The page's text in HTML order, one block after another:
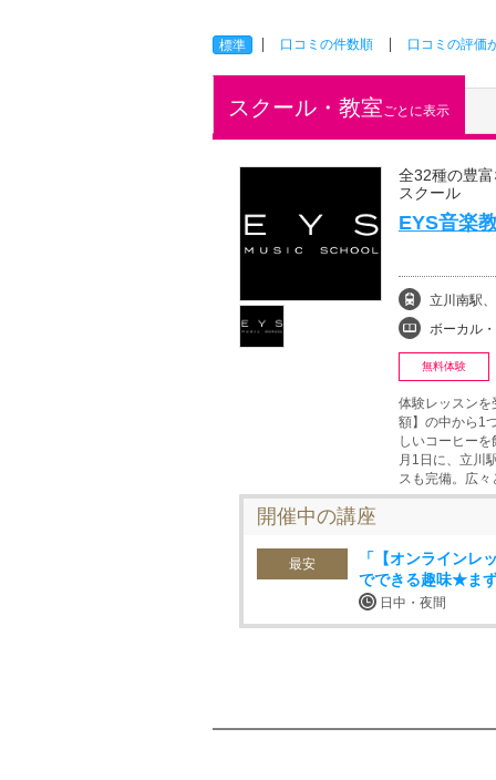
標準 口コミの件数順 口コミの評価
スクール・教室ごとに表示
全32種の豊
スクール
EYS音楽
立川南駅
ボーカル・ボイスト
無料体験
体験レッスン
額】の中から1
しいコーヒー
月1日に、立川
スも完備。広
開催中の講座
最安
「【オンライン
でできる趣味★ま
日中・夜間